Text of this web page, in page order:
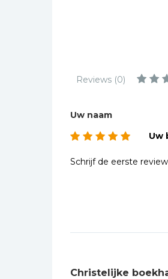
Leiderschap
Regio |
Romans
gidsen
Reviews (0)
Uw naam
Uw
Schrijf de eerste review
Christelijke